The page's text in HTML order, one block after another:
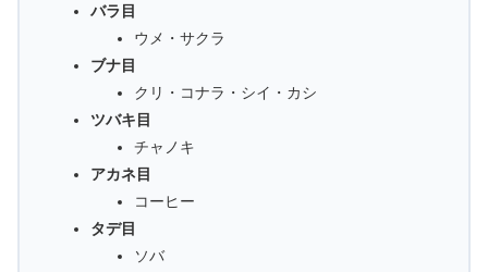
バラ目
ウメ・サクラ
ブナ目
クリ・コナラ・シイ・カシ
ツバキ目
チャノキ
アカネ目
コーヒー
タデ目
ソバ